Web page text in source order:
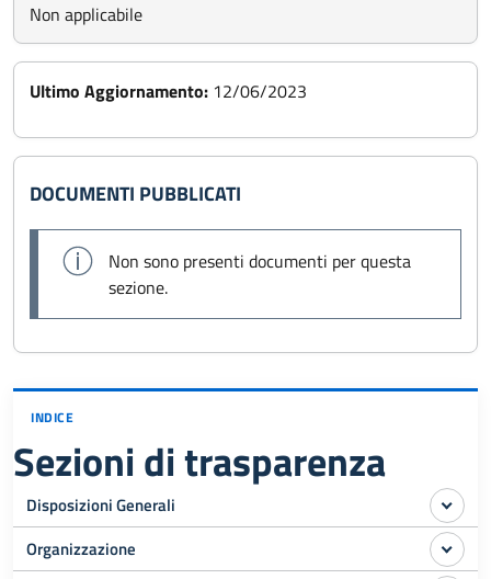
Non applicabile
Ultimo Aggiornamento: 12/06/2023
DOCUMENTI PUBBLICATI
Non sono presenti documenti per questa
sezione.
INDICE
Sezioni di trasparenza
Disposizioni Generali
Organizzazione